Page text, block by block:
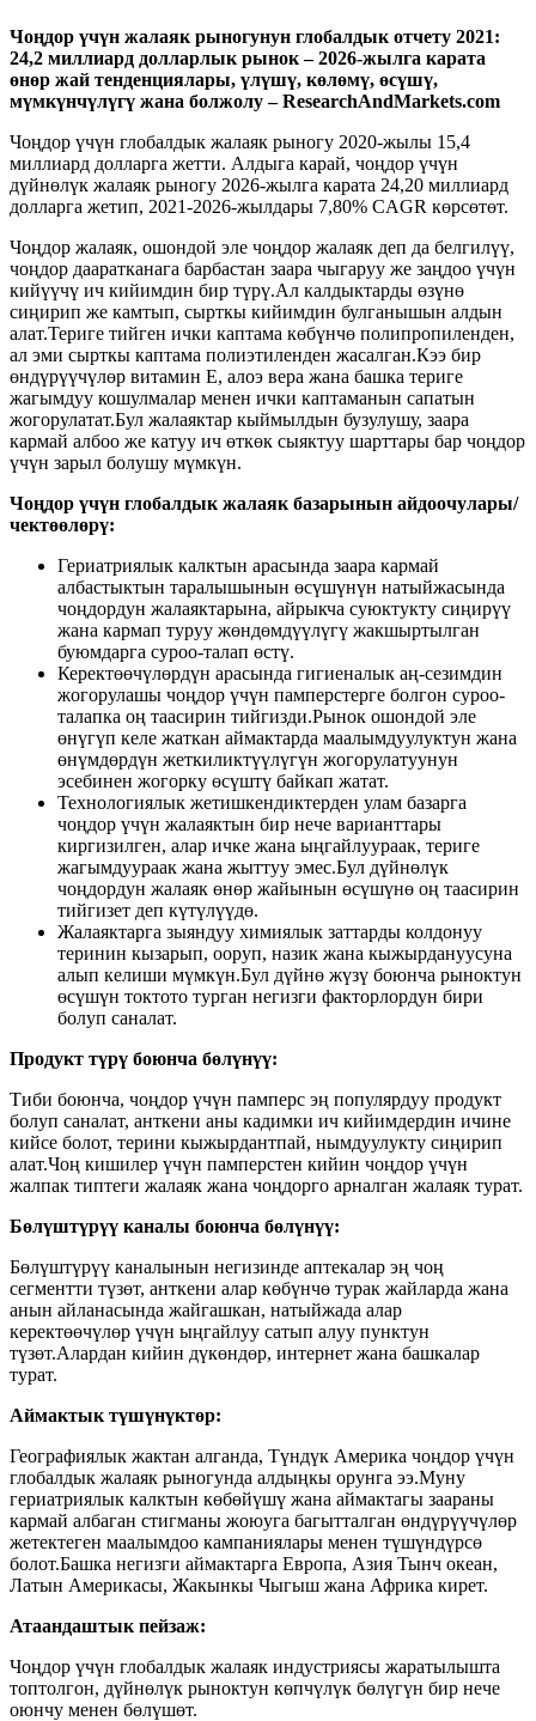
Чоңдор үчүн жалаяк рыногунун глобалдык отчету 2021:
24,2 миллиард долларлык рынок – 2026-жылга карата
өнөр жай тенденциялары, үлүшү, көлөмү, өсүшү,
мүмкүнчүлүгү жана болжолу – ResearchAndMarkets.com
Чоңдор үчүн глобалдык жалаяк рыногу 2020-жылы 15,4
миллиард долларга жетти. Алдыга карай, чоңдор үчүн
дүйнөлүк жалаяк рыногу 2026-жылга карата 24,20 миллиард
долларга жетип, 2021-2026-жылдары 7,80% CAGR көрсөтөт.
Чоңдор жалаяк, ошондой эле чоңдор жалаяк деп да белгилүү,
чоңдор дааратканага барбастан заара чыгаруу же заңдоо үчүн
кийүүчү ич кийимдин бир түрү.Ал калдыктарды өзүнө
сиңирип же камтып, сырткы кийимдин булганышын алдын
алат.Териге тийген ички каптама көбүнчө полипропиленден,
ал эми сырткы каптама полиэтиленден жасалган.Кээ бир
өндүрүүчүлөр витамин Е, алоэ вера жана башка териге
жагымдуу кошулмалар менен ички каптаманын сапатын
жогорулатат.Бул жалаяктар кыймылдын бузулушу, заара
кармай албоо же катуу ич өткөк сыяктуу шарттары бар чоңдор
үчүн зарыл болушу мүмкүн.
Чоңдор үчүн глобалдык жалаяк базарынын айдоочулары/
чектөөлөрү:
Гериатриялык калктын арасында заара кармай
албастыктын таралышынын өсүшүнүн натыйжасында
чоңдордун жалаяктарына, айрыкча суюктукту сиңирүү
жана кармап туруу жөндөмдүүлүгү жакшыртылган
буюмдарга суроо-талап өстү.
Керектөөчүлөрдүн арасында гигиеналык аң-сезимдин
жогорулашы чоңдор үчүн памперстерге болгон суроо-
талапка оң таасирин тийгизди.Рынок ошондой эле
өнүгүп келе жаткан аймактарда маалымдуулуктун жана
өнүмдөрдүн жеткиликтүүлүгүн жогорулатуунун
эсебинен жогорку өсүштү байкап жатат.
Технологиялык жетишкендиктерден улам базарга
чоңдор үчүн жалаяктын бир нече варианттары
киргизилген, алар ичке жана ыңгайлуураак, териге
жагымдуураак жана жыттуу эмес.Бул дүйнөлүк
чоңдордун жалаяк өнөр жайынын өсүшүнө оң таасирин
тийгизет деп күтүлүүдө.
Жалаяктарга зыяндуу химиялык заттарды колдонуу
теринин кызарып, ооруп, назик жана кыжырдануусуна
алып келиши мүмкүн.Бул дүйнө жүзү боюнча рыноктун
өсүшүн токтото турган негизги факторлордун бири
болуп саналат.
Продукт түрү боюнча бөлүнүү:
Тиби боюнча, чоңдор үчүн памперс эң популярдуу продукт
болуп саналат, анткени аны кадимки ич кийимдердин ичине
кийсе болот, терини кыжырдантпай, нымдуулукту сиңирип
алат.Чоң кишилер үчүн памперстен кийин чоңдор үчүн
жалпак типтеги жалаяк жана чоңдорго арналган жалаяк турат.
Бөлүштүрүү каналы боюнча бөлүнүү:
Бөлүштүрүү каналынын негизинде аптекалар эң чоң
сегментти түзөт, анткени алар көбүнчө турак жайларда жана
анын айланасында жайгашкан, натыйжада алар
керектөөчүлөр үчүн ыңгайлуу сатып алуу пунктун
түзөт.Алардан кийин дүкөндөр, интернет жана башкалар
турат.
Аймактык түшүнүктөр:
Географиялык жактан алганда, Түндүк Америка чоңдор үчүн
глобалдык жалаяк рыногунда алдыңкы орунга ээ.Муну
гериатриялык калктын көбөйүшү жана аймактагы заараны
кармай албаган стигманы жоюуга багытталган өндүрүүчүлөр
жетектеген маалымдоо кампаниялары менен түшүндүрсө
болот.Башка негизги аймактарга Европа, Азия Тынч океан,
Латын Америкасы, Жакынкы Чыгыш жана Африка кирет.
Атаандаштык пейзаж:
Чоңдор үчүн глобалдык жалаяк индустриясы жаратылышта
топтолгон, дүйнөлүк рыноктун көпчүлүк бөлүгүн бир нече
оюнчу менен бөлүшөт.